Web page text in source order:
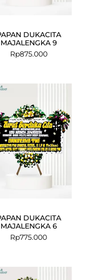
DUKACITA
MAJALENGKA 9
Rp875.000
DUKACITA
MAJALENGKA 6
Rp775.000